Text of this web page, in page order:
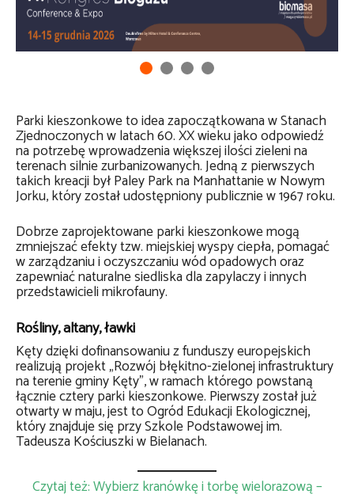
Parki kieszonkowe to idea zapoczątkowana w Stanach
Zjednoczonych w latach 60. XX wieku jako odpowiedź
na potrzebę wprowadzenia większej ilości zieleni na
terenach silnie zurbanizowanych. Jedną z pierwszych
takich kreacji był Paley Park na Manhattanie w Nowym
Jorku, który został udostępniony publicznie w 1967 roku.
Dobrze zaprojektowane parki kieszonkowe mogą
zmniejszać efekty tzw. miejskiej wyspy ciepła, pomagać
w zarządzaniu i oczyszczaniu wód opadowych oraz
zapewniać naturalne siedliska dla zapylaczy i innych
przedstawicieli mikrofauny.
Rośliny, altany, ławki
Kęty dzięki dofinansowaniu z funduszy europejskich
realizują projekt „Rozwój błękitno-zielonej infrastruktury
na terenie gminy Kęty”, w ramach którego powstaną
łącznie cztery parki kieszonkowe. Pierwszy został już
otwarty w maju, jest to Ogród Edukacji Ekologicznej,
który znajduje się przy Szkole Podstawowej im.
Tadeusza Kościuszki w Bielanach.
Czytaj też: Wybierz kranówkę i torbę wielorazową –